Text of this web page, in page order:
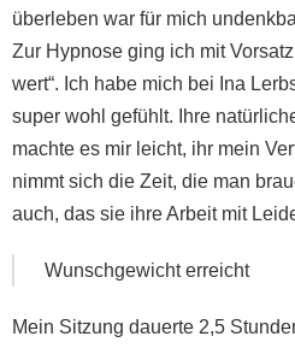
überleben war für mich
Zur Hypnose ging ich mit
wert“. Ich habe mich bei Ina
super wohl gefühlt. Ihre
machte es mir leicht, ihr mein
nimmt sich die Zeit, die man
auch, das sie ihre Arbeit mit
Wunschgewicht erreicht
Mein Sitzung dauerte 2,5